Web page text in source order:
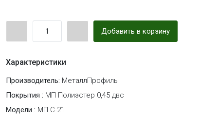
Добавить в корзину
Характеристики
Производитель: МеталлПрофиль
Покрытия : МП Полиэстер 0,45 двс
Модели : МП С-21